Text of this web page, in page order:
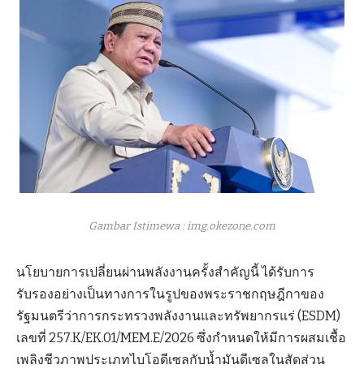
Gambar Istimewa : img.okezone.com
นโยบายการเปลี่ยนผ่านพลังงานครั้งสำคัญนี้ ได้รับการ
รับรองอย่างเป็นทางการในรูปของพระราชกฤษฎีกาของ
รัฐมนตรีว่าการกระทรวงพลังงานและทรัพยากรแร่ (ESDM)
เลขที่ 257.K/EK.01/MEM.E/2026 ซึ่งกำหนดให้มีการผสมเชื้อ
เพลิงชีวภาพประเภทไบโอดีเซลกับน้ำมันดีเซลในสัดส่วน